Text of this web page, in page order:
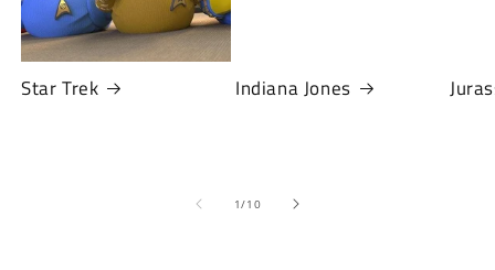
Star Trek Indiana Jones
1/de
10